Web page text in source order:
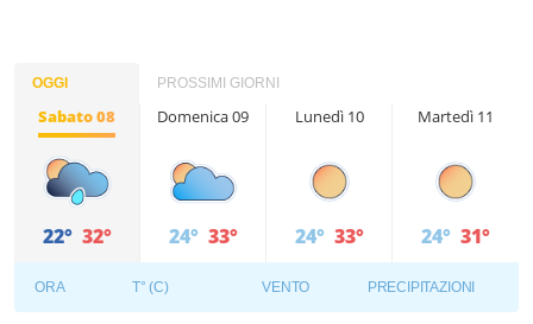
OGGI PROSSIMI GIORNI
Sabato 08
22° 32°
Domenica 09
24° 33°
Lunedì 10
24° 33°
Martedì 11
24° 31°
ORA T° (C) VENTO PRECIPITAZIONI